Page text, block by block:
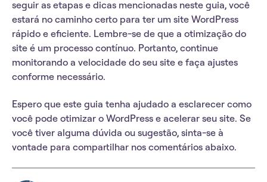
seguir as etapas e dicas mencionadas neste guia, você
estará no caminho certo para ter um site WordPress
rápido e eficiente. Lembre-se de que a otimização do
site é um processo contínuo. Portanto, continue
monitorando a velocidade do seu site e faça ajustes
conforme necessário.
Espero que este guia tenha ajudado a esclarecer como
você pode otimizar o WordPress e acelerar seu site. Se
você tiver alguma dúvida ou sugestão, sinta-se à
vontade para compartilhar nos comentários abaixo.